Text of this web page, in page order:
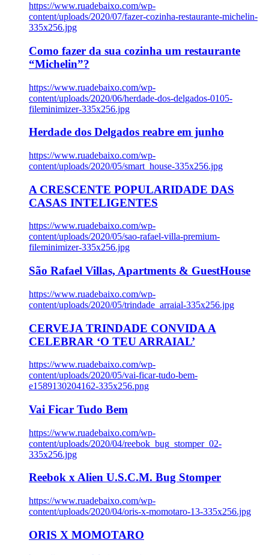
https://www.ruadebaixo.com/wp-
content/uploads/2020/07/fazer-cozinha-restaurante-michelin-
335x256.jpg
Como fazer da sua cozinha um restaurante
“Michelin”?
https://www.ruadebaixo.com/wp-
content/uploads/2020/06/herdade-dos-delgados-0105-
fileminimizer-335x256.jpg
Herdade dos Delgados reabre em junho
https://www.ruadebaixo.com/wp-
content/uploads/2020/05/smart_house-335x256.jpg
A CRESCENTE POPULARIDADE DAS
CASAS INTELIGENTES
https://www.ruadebaixo.com/wp-
content/uploads/2020/05/sao-rafael-villa-premium-
fileminimizer-335x256.jpg
São Rafael Villas, Apartments & GuestHouse
https://www.ruadebaixo.com/wp-
content/uploads/2020/05/trindade_arraial-335x256.jpg
CERVEJA TRINDADE CONVIDA A
CELEBRAR ‘O TEU ARRAIAL’
https://www.ruadebaixo.com/wp-
content/uploads/2020/05/vai-ficar-tudo-bem-
e1589130204162-335x256.png
Vai Ficar Tudo Bem
https://www.ruadebaixo.com/wp-
content/uploads/2020/04/reebok_bug_stomper_02-
335x256.jpg
Reebok x Alien U.S.C.M. Bug Stomper
https://www.ruadebaixo.com/wp-
content/uploads/2020/04/oris-x-momotaro-13-335x256.jpg
ORIS X MOMOTARO